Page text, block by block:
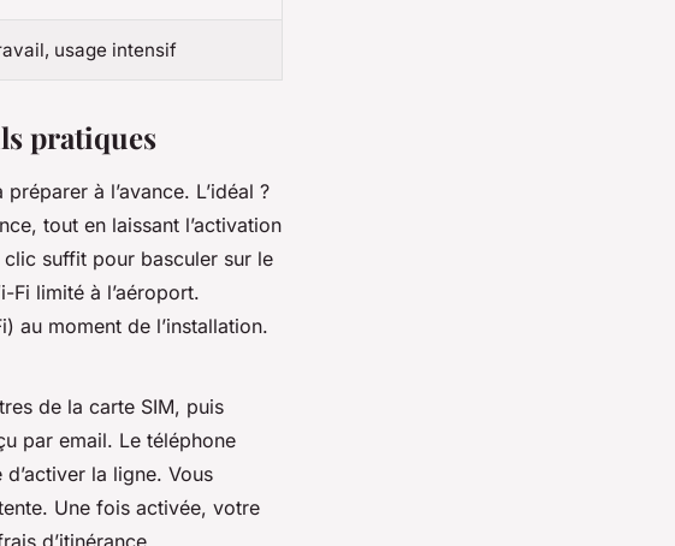
usage intensif
pratiques
à l’avance. L’idéal ?
tout en laissant l’activation
suffit pour basculer sur le
Fi limité à l’aéroport.
au moment de l’installation.
de la carte SIM, puis
par email. Le téléphone
la ligne. Vous
Une fois activée, votre
d’itinérance.